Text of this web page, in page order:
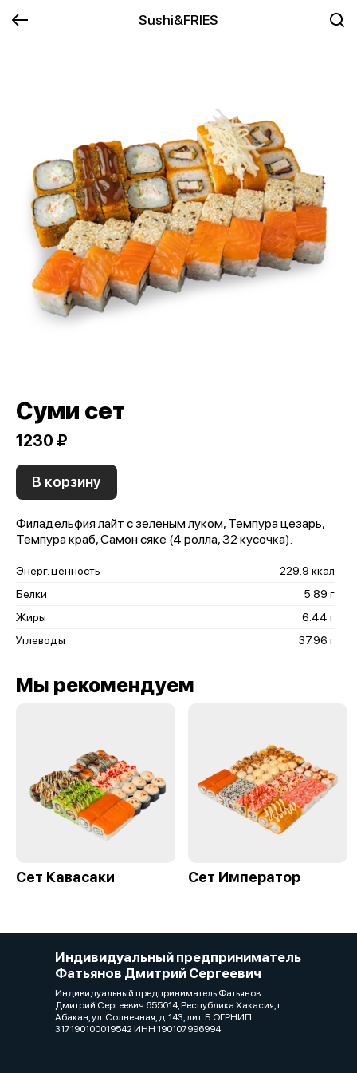
Sushi&FRIES
Суми сет
1230 ₽
В корзину
Филадельфия лайт с зеленым луком, Темпура цезарь,
Темпура краб, Самон сяке (4 ролла, 32 кусочка).
Энерг. ценность
229.9 ккал
Белки
5.89 г
Жиры
6.44 г
Углеводы
37.96 г
Мы рекомендуем
Сет Кавасаки Сет Император
Индивидуальный предприниматель
Фатьянов Дмитрий Сергеевич
Индивидуальный предприниматель Фатьянов
Дмитрий Сергеевич 655014, Республика Хакасия, г.
Абакан, ул. Солнечная, д. 143, лит. Б ОГРНИП
317190100019542 ИНН 190107996994